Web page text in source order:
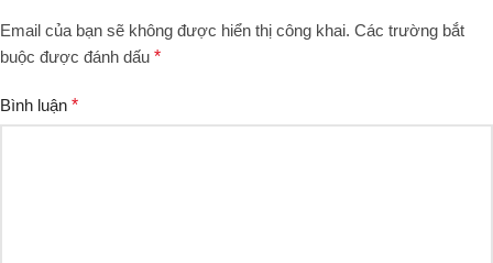
Email của bạn sẽ không được hiển thị công khai. Các trường bắt
buộc được đánh dấu *
Bình luận *